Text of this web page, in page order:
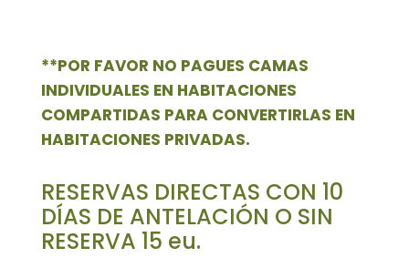
**POR FAVOR NO PAGUES CAMAS
INDIVIDUALES EN HABITACIONES
COMPARTIDAS PARA CONVERTIRLAS EN
HABITACIONES PRIVADAS.
RESERVAS DIRECTAS CON 10
DÍAS DE ANTELACIÓN O SIN
RESERVA 15 eu.